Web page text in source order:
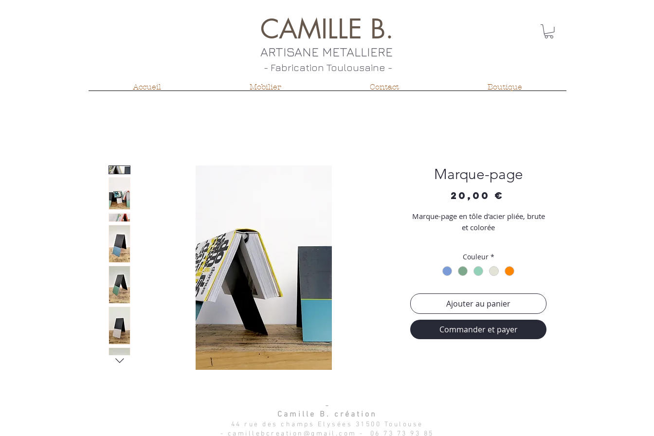
CAMILLE B.
ARTISANE METALLIERE
- Fabrication Toulousaine ​-
Accueil Mobilier Contact Boutique
Marque-page
20,00 €
Marque-page en tôle d'acier pliée, brute
et colorée
Couleur *
Ajouter au panier
Commander et payer
-
Camille B. création
44 rue des champs Elysées 31500 Toulouse
- camillebcreation@gmail.com - 06 73 73 93 85